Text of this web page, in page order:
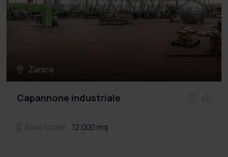
Zanica
Capannone industriale
12.000 mq